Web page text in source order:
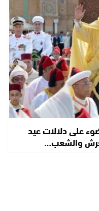
على دلالات عيد
والشعب…